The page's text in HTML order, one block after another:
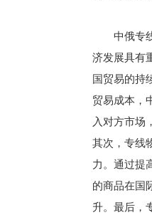
中俄专
济发展具有
国贸易的持
贸易成本，
入对方市场
其次，专线
力。通过提
的商品在国
升。最后，